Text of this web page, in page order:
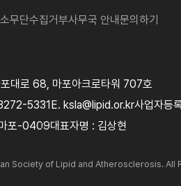
무단수집거부사무국 안내문의하기
대로 68, 마포아크로타워 707호
5331E. ksla@lipid.or.kr사업자등
포-0409대표자명 : 김상현
Society of Lipid and Atherosclerosis. All